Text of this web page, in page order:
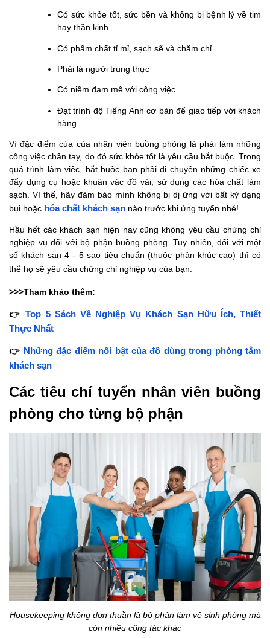
Có sức khỏe tốt, sức bền và không bị bệnh lý về tim
hay thần kinh
Có phẩm chất tỉ mỉ, sạch sẽ và chăm chỉ
Phải là người trung thực
Có niềm đam mê với công việc
Đạt trình độ Tiếng Anh cơ bản để giao tiếp với khách
hàng
Vì đặc điểm của của nhân viên buồng phòng là phải làm những
công việc chân tay, do đó sức khỏe tốt là yêu cầu bắt buộc. Trong
quá trình làm việc, bắt buộc bạn phải di chuyển những chiếc xe
đẩy dụng cụ hoặc khuân vác đồ vải, sử dụng các hóa chất làm
sạch. Vì thế, hãy đảm bảo mình không bị dị ứng với bất kỳ dạng
bụi hoặc hóa chất khách sạn nào trước khi ứng tuyển nhé!
Hầu hết các khách sạn hiện nay cũng không yêu cầu chứng chỉ
nghiệp vụ đối với bộ phận buồng phòng. Tuy nhiên, đối với một
số khách sạn 4 - 5 sao tiêu chuẩn (thuộc phân khúc cao) thì có
thể họ sẽ yêu cầu chứng chỉ nghiệp vụ của bạn.
>>>Tham khảo thêm:
👉 Top 5 Sách Về Nghiệp Vụ Khách Sạn Hữu Ích, Thiết
Thực Nhất
👉 Những đặc điểm nổi bật của đồ dùng trong phòng tắm
khách sạn
Các tiêu chí tuyển nhân viên buồng
phòng cho từng bộ phận
Housekeeping không đơn thuần là bộ phận làm vệ sinh phòng mà
còn nhiều công tác khác